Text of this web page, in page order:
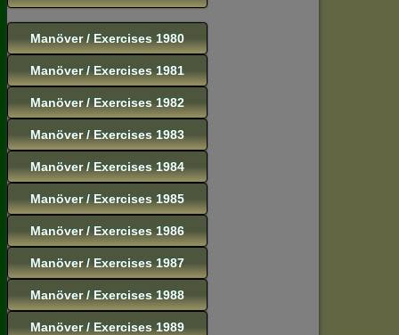
Manöver / Exercises 1980
Manöver / Exercises 1981
Manöver / Exercises 1982
Manöver / Exercises 1983
Manöver / Exercises 1984
Manöver / Exercises 1985
Manöver / Exercises 1986
Manöver / Exercises 1987
Manöver / Exercises 1988
Manöver / Exercises 1989